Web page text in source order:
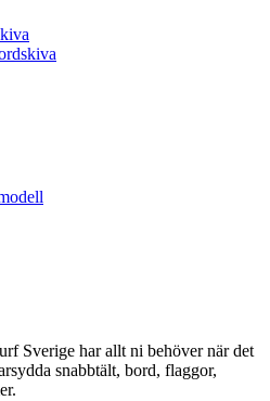
Sverige har allt ni behöver när det
snabbtält, bord, flaggor,